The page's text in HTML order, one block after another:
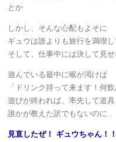
とか
しかし、そんな心配もよそに
ギュウは誰よりも旅行を満喫し
そして、仕事中には決して見
遊んでいる最中に喉が渇けば
「ドリンク持って来ます！何
遊びが終われば、率先して道具
誰かが教えた訳でもないのに…
見直したぜ！ ギュウちゃん！！